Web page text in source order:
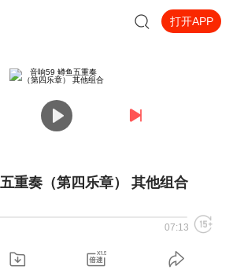
打开APP
重奏（第四乐章） 其他组合
07:13